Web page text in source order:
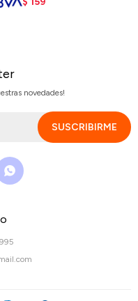
novedades!
SUSCRIBIRME
